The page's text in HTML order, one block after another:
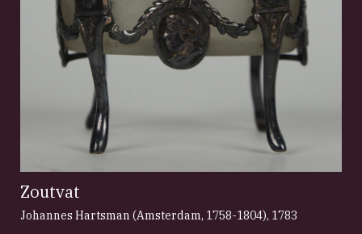
Zoutvat
Johannes Hartsman (Amsterdam, 1758-1804), 1783